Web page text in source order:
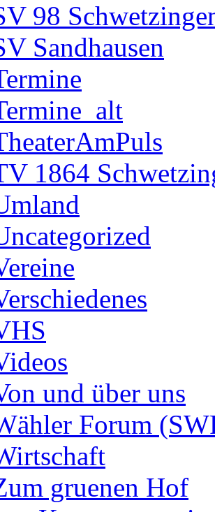
98
Sandhausen
1864
und über uns
Forum
gruenen Hof